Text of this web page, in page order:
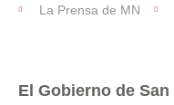
La Prensa de MN
El Gobierno de